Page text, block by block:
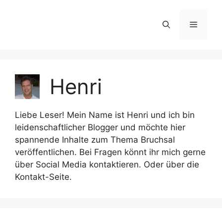
Menü
Henri
Liebe Leser! Mein Name ist Henri und ich bin
leidenschaftlicher Blogger und möchte hier
spannende Inhalte zum Thema Bruchsal
veröffentlichen. Bei Fragen könnt ihr mich gerne
über Social Media kontaktieren. Oder über die
Kontakt-Seite.